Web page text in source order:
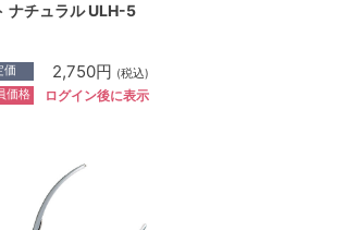
ナチュラル ULH-5
価 2,750円 (税込)
価格 ログイン後に表示